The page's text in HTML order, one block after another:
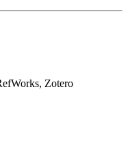
Zotero